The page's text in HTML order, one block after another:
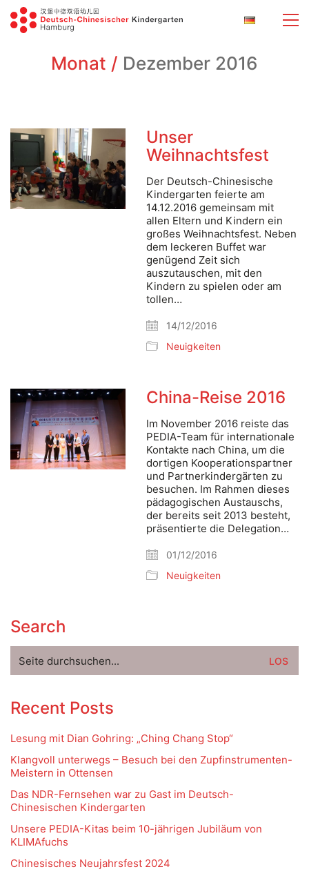
Monat / Dezember 2016
Unser
Weihnachtsfest
Der Deutsch-Chinesische
Kindergarten feierte am
14.12.2016 gemeinsam mit
allen Eltern und Kindern ein
großes Weihnachtsfest. Neben
dem leckeren Buffet war
genügend Zeit sich
auszutauschen, mit den
Kindern zu spielen oder am
tollen…
14/12/2016
Neuigkeiten
China-Reise 2016
Im November 2016 reiste das
PEDIA-Team für internationale
Kontakte nach China, um die
dortigen Kooperationspartner
und Partnerkindergärten zu
besuchen. Im Rahmen dieses
pädagogischen Austauschs,
der bereits seit 2013 besteht,
präsentierte die Delegation…
01/12/2016
Neuigkeiten
Search
nach:
Recent Posts
Lesung mit Dian Gohring: „Ching Chang Stop“
Klangvoll unterwegs – Besuch bei den Zupfinstrumenten-
Meistern in Ottensen
Das NDR-Fernsehen war zu Gast im Deutsch-
Chinesischen Kindergarten
Unsere PEDIA-Kitas beim 10-jährigen Jubiläum von
KLIMAfuchs
Chinesisches Neujahrsfest 2024